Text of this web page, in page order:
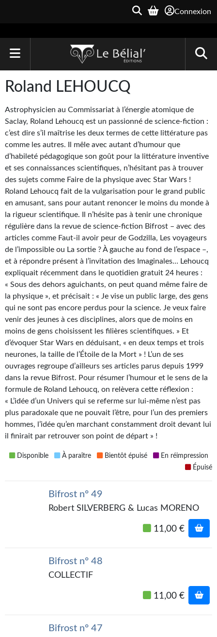
Connexion
ACCUEIL
Le Bélial'
Une Heure-Lumière
Archive du Futur
Parallaxe
Quarante-Deux
Kvasar
Wotan
Étoiles vives
Yellow Submarine
NUMÉRIQUE
Romans et recueils
Une Heure-Lumière
Nouvelles
Bifrost
Livres audio
Tous les numéros
S'abonner
Les critiques
Le prix des lecteurs
Roland LEHOUCQ
Astrophysicien au Commissariat à l’énergie atomique de
Saclay, Roland Lehoucq est un passionné de science-fiction :
c’est dire s’il maîtrise les deux termes de cette littérature pas
comme les autres. Il mêle avec autant d’humour que
d’habileté pédagogique son goût pour la littérature inventive
et ses connaissances scientifiques, n’hésitant pas à trouver
des sujets comme Faire de la physique avec Star Wars !
Roland Lehoucq fait de la vulgarisation pour le grand public
en amusant, sans pour autant renoncer le moins du monde à
la rigueur scientifique. Il n’hésite pas à tenir une chronique
régulière dans la revue de science-fiction Bifrost – avec des
articles comme Faut-il avoir peur de Godzilla, Les voyageurs
de l’impossible ou La sortie ? À gauche au fond de l’espace –,
et à répondre présent à l’invitation des Imaginales… Lehoucq
expliquait récemment dans le quotidien gratuit 24 heures :
« Sous des dehors aguichants, on peut quand même faire de
la physique », et précisait : « Je vise un public large, des gens
qui ne sont pas encore perdus pour la science. Je veux faire
venir des jeunes à ces disciplines, alors que de moins en
moins de gens choisissent les filières scientifiques. » Et
d’évoquer Star Wars en déduisant, « en deux temps et trois
neurones, la taille de l’Étoile de la Mort » ! L’un de ses
ouvrages regroupe d’ailleurs ses articles parus depuis 1999
dans la revue Bifrost. Pour résumer l’humour et le sens de la
formule de Roland Lehoucq, on relèvera cette réflexion :
« L’idée d’un Univers qui se referme sur lui-même n’est pas
plus paradoxale que ne pouvait l’être, pour l’un des premiers
hommes, l’idée qu’en marchant constamment droit devant lui
il finirait par retrouver son point de départ » !
Disponible À paraître Bientôt épuisé
En réimpression
Épuisé
Bifrost n° 49
Robert SILVERBERG & Lucas MORENO
11,00 €
Bifrost n° 48
COLLECTIF
11,00 €
Bifrost n° 47